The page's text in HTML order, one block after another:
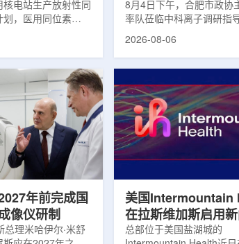
电站生产放射性同
划，医用同位素
列为首个商业化目
将产品范围扩大至
-3等同位素。Lu-
射性药物市场中应
放射性同位素，可用
经内分泌肿瘤等疾病
。此前，韩国所需
口。由于其半衰
生产、运输到药物
8月4日下午，合肥市政协
率队莅临中科离子调研指
座谈交流。市人大常委会
中国科学院合肥物质科学
长宋云涛，中科离子董事
经理陈永华，副总经理丁
俊、光若怀陪同。韩冰一
中科离子产业布局、经营
围绕核医疗及高端装备关
2026-08-06
年前完成国
像仪研制
总理米哈伊尔·米舒
美国Intermountain
在拉斯维加斯启用
所，配置PET/CT和
总部位于美国盐湖城的